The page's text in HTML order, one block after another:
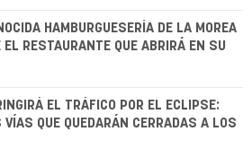
HAMBURGUESERÍA DE LA MOREA
EL RESTAURANTE QUE ABRIRÁ EN SU
EL TRÁFICO POR EL ECLIPSE:
QUE QUEDARÁN CERRADAS A LOS